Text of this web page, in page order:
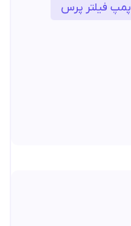
پمپ فیلتر پرس